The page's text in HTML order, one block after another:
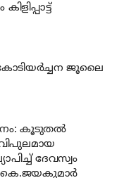
ജൂലൈ
കൂടുതല്‍
ദേവസ്വം